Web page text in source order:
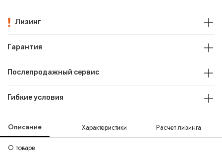
Лизинг
Гарантия
Послепродажный сервис
Гибкие условия
Описание Характеристики Расчет лизинга
О товаре